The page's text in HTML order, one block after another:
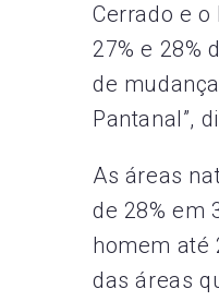
Cerrado e
27% e 28%
de
Pantanal”,
As áreas
de 28% em
homem até
das áreas